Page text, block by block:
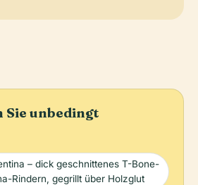
Sie unbedingt
– dick geschnittenes T-Bone-
Rindern, gegrillt über Holzglut